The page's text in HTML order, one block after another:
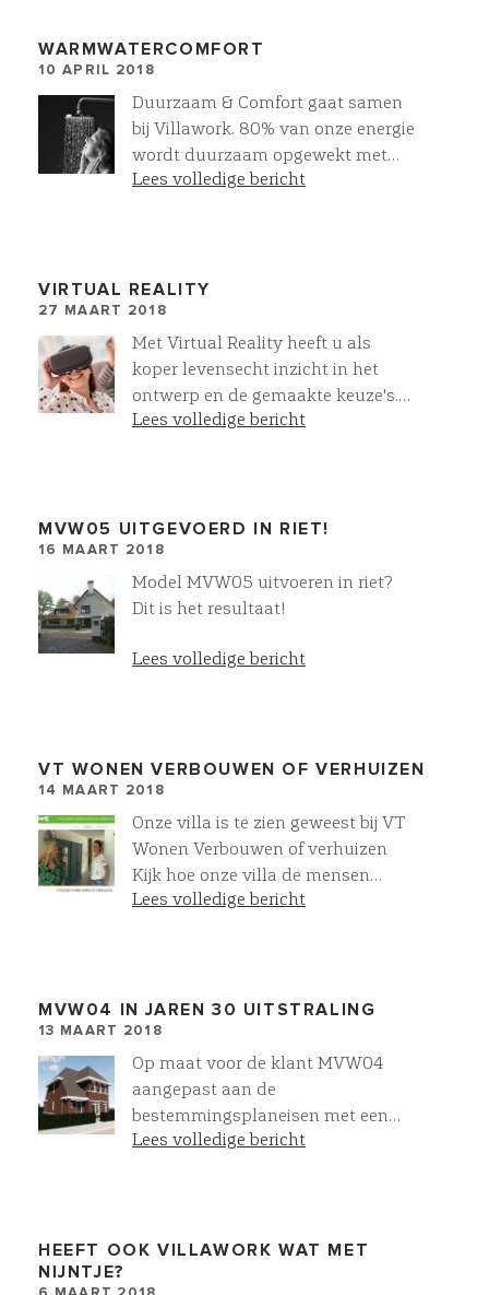
wel noemen : Tailor Made ! Meer
luxe , kwaliteit en zekerheid blijft
gewoon standaard. Ons unieke TM-
Stappenplan met bijbehorende
condities zijn vanaf 01 05 2018 op
onze website te vinden of neem nu
WARMWATERCOMFORT
10 APRIL 2018
Duurzaam & Comfort gaat samen
bij Villawork. 80% van onze energie
wordt duurzaam opgewekt met
aardwarmte. Dankzij onze
Lees volledige bericht
VIRTUAL REALITY
27 MAART 2018
Met Virtual Reality heeft u als
koper levensecht inzicht in het
ontwerp en de gemaakte keuze's.
Zo nemen we u als koper stap voor
Lees volledige bericht
MVW05 UITGEVOERD IN RIET!
16 MAART 2018
Model MVW05 uitvoeren in riet?
Dit is het resultaat!
Lees volledige bericht
VT WONEN VERBOUWEN OF VERHUIZEN
14 MAART 2018
Onze villa is te zien geweest bij VT
Wonen Verbouwen of verhuizen
Kijk hoe onze villa de mensen
raakt!
Lees volledige bericht
MVW04 IN JAREN 30 UITSTRALING
13 MAART 2018
Op maat voor de klant MVW04
aangepast aan de
bestemmingsplaneisen met een
jaren 30 Herenhuis uitstraling. In
Lees volledige bericht
HEEFT OOK VILLAWORK WAT MET
NIJNTJE?